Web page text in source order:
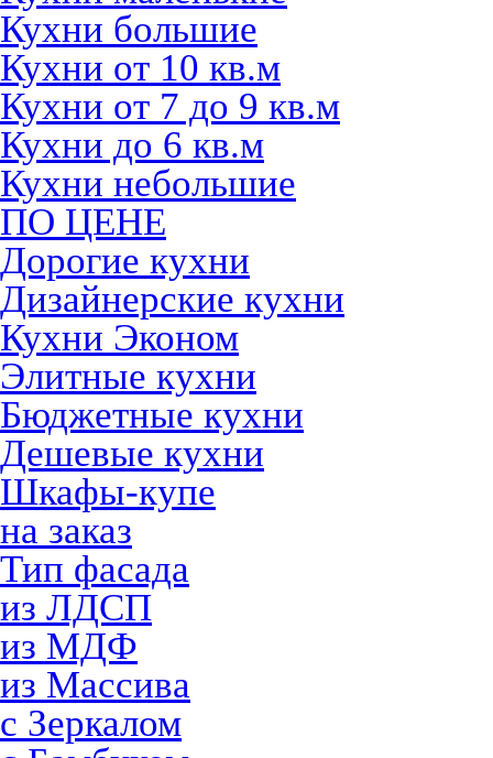
Кухни большие
Кухни от 10 кв.м
Кухни от 7 до 9 кв.м
Кухни до 6 кв.м
Кухни небольшие
ПО ЦЕНЕ
Дорогие кухни
Дизайнерские кухни
Кухни Эконом
Элитные кухни
Бюджетные кухни
Дешевые кухни
Шкафы-купе
на заказ
Тип фасада
из ЛДСП
из МДФ
из Массива
с Зеркалом